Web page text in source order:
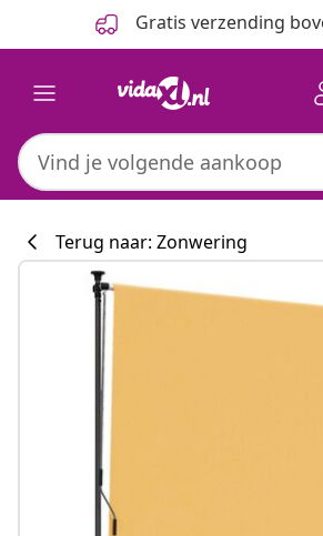
Gratis verzending
Terug naar: Zonwering